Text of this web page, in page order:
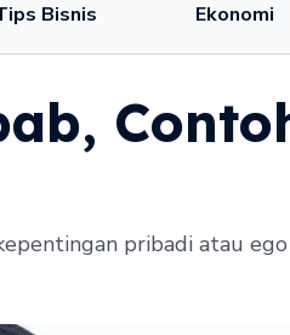
Bisnis Ekonomi
pribadi atau